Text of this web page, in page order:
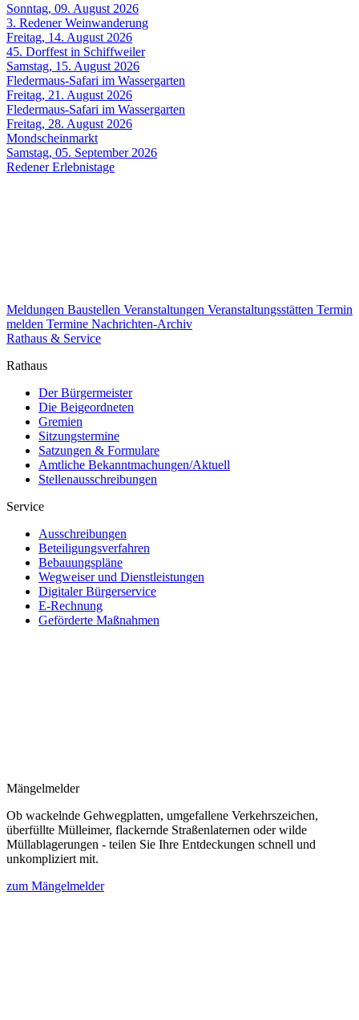
Sonntag, 09. August 2026
3. Redener Weinwanderung
Freitag, 14. August 2026
45. Dorffest in Schiffweiler
Samstag, 15. August 2026
Fledermaus-Safari im Wassergarten
Freitag, 21. August 2026
Fledermaus-Safari im Wassergarten
Freitag, 28. August 2026
Mondscheinmarkt
Samstag, 05. September 2026
Redener Erlebnistage
Meldungen Baustellen Veranstaltungen Veranstaltungsstätten Termin
melden Termine Nachrichten-Archiv
Rathaus & Service
Rathaus
Der Bürgermeister
Die Beigeordneten
Gremien
Sitzungstermine
Satzungen & Formulare
Amtliche Bekanntmachungen/Aktuell
Stellenausschreibungen
Service
Ausschreibungen
Beteiligungsverfahren
Bebauungspläne
Wegweiser und Dienstleistungen
Digitaler Bürgerservice
E-Rechnung
Geförderte Maßnahmen
Mängelmelder
Ob wackelnde Gehwegplatten, umgefallene Verkehrszeichen,
überfüllte Mülleimer, flackernde Straßenlaternen oder wilde
Müllablagerungen - teilen Sie Ihre Entdeckungen schnell und
unkompliziert mit.
zum Mängelmelder